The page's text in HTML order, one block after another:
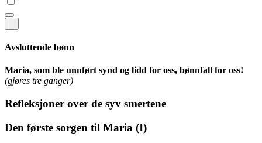
Avsluttende bønn
Maria, som ble unnført synd og lidd for oss, bønnfall for oss!
(gjøres tre ganger)
Refleksjoner over de syv smertene
Den første sorgen til Maria (I)